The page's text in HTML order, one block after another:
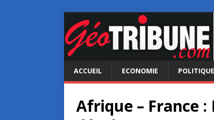
ACCUEIL ECONOMIE POLITIQUE
Afrique – France :